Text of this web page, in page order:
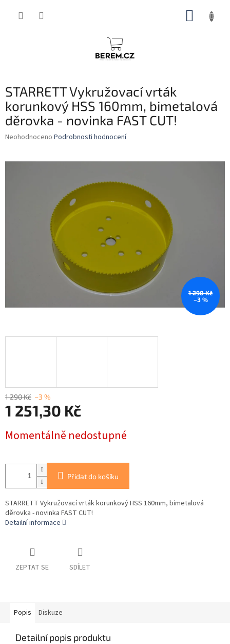
STARRETT Vykružovací vrták
korunkový HSS 160mm, bimetalová
děrovka - novinka FAST CUT!
Průměrné
Neohodnoceno Podrobnosti hodnocení
1 290 Kč
–3 %
1 290 Kč –3 %
1 251,30 Kč
cena:
Momentálně nedostupné
Přidat do košíku
STARRETT Vykružovací vrták korunkový HSS 160mm, bimetalová
děrovka - novinka FAST CUT!
Detailní informace
ZEPTAT SE SDÍLET
Popis Diskuze
Detailní popis produktu